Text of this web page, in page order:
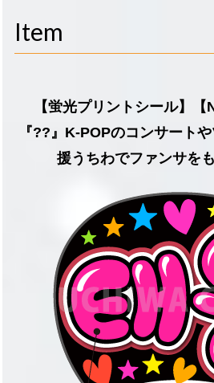
Item
【蛍光プリントシール】【
『??』K-POPのコンサート
援うちわでファンサを